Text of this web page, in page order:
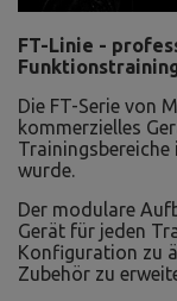
FT-Linie -
Die FT-Serie von
kommerzielles
wurde.
Der modulare
Gerät für jeden
Konfiguration zu
Zubehör zu